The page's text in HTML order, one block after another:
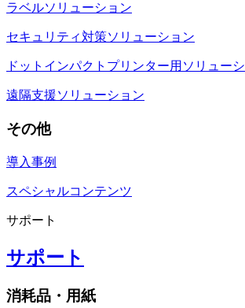
ラベルソリューション
セキュリティ対策ソリューション
ドットインパクトプリンター用ソリュー
遠隔支援ソリューション
その他
導入事例
スペシャルコンテンツ
サポート
サポート
消耗品・用紙